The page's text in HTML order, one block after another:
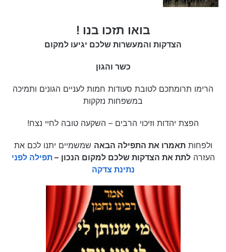
בואו תזכו בנו !
הצדקות והמעשרות שלכם יגיעו למקום
כשר והגון
הרימו תרומתכם לטובת סעודות חמות לעניים הגונים ותמיכה
במשפחות נזקקות
הפצת יהדות וזיכוי הרבים – השקעה טובה לחיי נצח!
ולפחותתאמרו את התפילה הבאה שמשמיים יתנו לכם את
העזרהלתת את הצדקות שלכם למקום הנכון –תפילה לפני
נתינת צדקה